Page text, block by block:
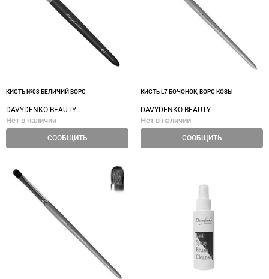
КИСТЬ №03 БЕЛИЧИЙ ВОРС
DAVYDENKO BEAUTY
Нет в наличии
СООБЩИТЬ
КИСТЬ L7 БОЧОНОК, ВОРС КОЗЫ
DAVYDENKO BEAUTY
Нет в наличии
СООБЩИТЬ